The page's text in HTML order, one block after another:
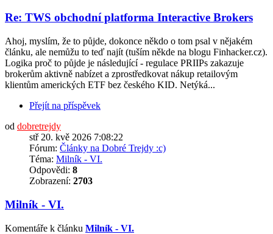
Re: TWS obchodní platforma Interactive Brokers
Ahoj, myslím, že to půjde, dokonce někdo o tom psal v nějakém
článku, ale nemůžu to teď najít (tuším někde na blogu Finhacker.cz).
Logika proč to půjde je následující - regulace PRIIPs zakazuje
brokerům aktivně nabízet a zprostředkovat nákup retailovým
klientům amerických ETF bez českého KID. Netýká...
Přejít na příspěvek
od dobretrejdy
stř 20. kvě 2026 7:08:22
Fórum: Články na Dobré Trejdy :c)
Téma: Milník - VI.
Odpovědi: 8
Zobrazení: 2703
Milník - VI.
Komentáře k článku Milník - VI.